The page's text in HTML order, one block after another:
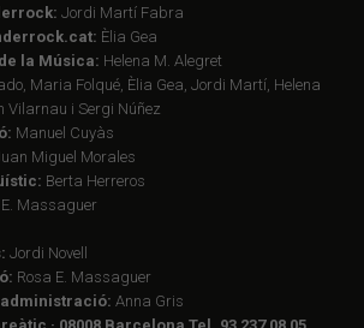
Jordi Martí Fabra
Èlia Gea
la Música: Helena M. Alegret
Maria Folqué, Èlia Gea, Jordi Martí, Helena
Vilarnau i Sergi Núñez
Manuel Cuyàs
Miguel Morales
Berta Herreros
Massaguer
Jordi Novell
Rosa E. Massaguer
Anna Gris